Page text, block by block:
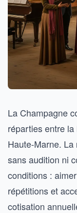
La Champagne
réparties entre la
Haute-Marne.
sans audition ni
conditions :
répétitions et
cotisation